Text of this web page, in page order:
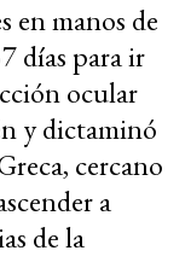
en manos de
días para ir
ocular
y dictaminó
cercano
a
de la